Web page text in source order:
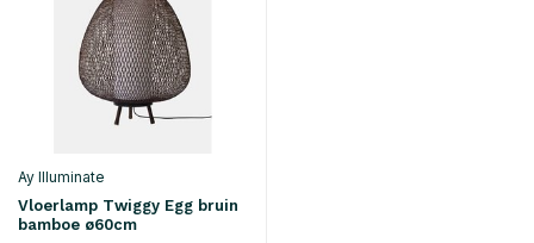
Ay Illuminate
Vloerlamp Twiggy Egg bruin
bamboe ø60cm